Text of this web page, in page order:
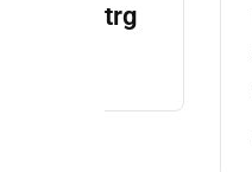
vinski trg